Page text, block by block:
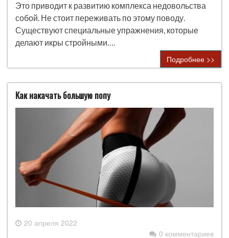
Это приводит к развитию комплекса недовольства
собой. Не стоит переживать по этому поводу.
Существуют специальные упражнения, которые
делают икры стройными….
Подробнее >>
Как накачать большую попу
20 апреля 2022
0 комментариев